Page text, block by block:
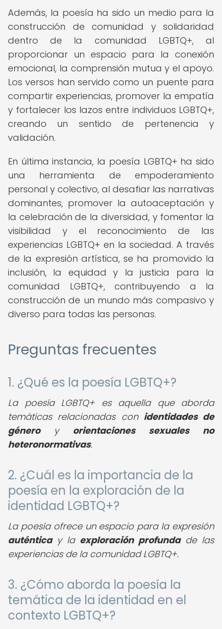
Además, la poesía ha sido un medio para la
construcción de comunidad y solidaridad
dentro de la comunidad LGBTQ+, al
proporcionar un espacio para la conexión
emocional, la comprensión mutua y el apoyo.
Los versos han servido como un puente para
compartir experiencias, promover la empatía
y fortalecer los lazos entre individuos LGBTQ+,
creando un sentido de pertenencia y
validación.
En última instancia, la poesía LGBTQ+ ha sido
una herramienta de empoderamiento
personal y colectivo, al desafiar las narrativas
dominantes, promover la autoaceptación y
la celebración de la diversidad, y fomentar la
visibilidad y el reconocimiento de las
experiencias LGBTQ+ en la sociedad. A través
de la expresión artística, se ha promovido la
inclusión, la equidad y la justicia para la
comunidad LGBTQ+, contribuyendo a la
construcción de un mundo más compasivo y
diverso para todas las personas.
Preguntas frecuentes
1. ¿Qué es la poesía LGBTQ+?
La poesía LGBTQ+ es aquella que aborda
temáticas relacionadas con identidades de
géneroy orientaciones sexuales no
heteronormativas.
2. ¿Cuál es la importancia de la
poesía en la exploración de la
identidad LGBTQ+?
La poesía ofrece un espacio para la expresión
auténticay la exploración profundade las
experiencias de la comunidad LGBTQ+.
3. ¿Cómo aborda la poesía la
temática de la identidad en el
contexto LGBTQ+?